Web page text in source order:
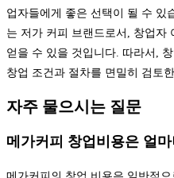
업자들에게 좋은 선택이 될 수 있
는 저가 커피 브랜드로서, 창업자
얻을 수 있을 것입니다. 따라서,
창업 조건과 절차를 면밀히 검토
자주 물으시는 질문
메가커피 창업비용은 얼